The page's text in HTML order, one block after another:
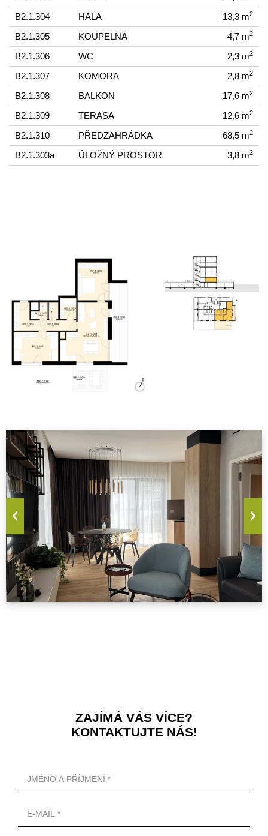
B2.1.304 HALA 13,3 m2
B2.1.305 KOUPELNA 4,7 m2
B2.1.306 WC 2,3 m2
B2.1.307 KOMORA 2,8 m2
B2.1.308 BALKON 17,6 m2
B2.1.309 TERASA 12,6 m2
B2.1.310 PŘEDZAHRÁDKA 68,5 m2
B2.1.303a ÚLOŽNÝ PROSTOR 3,8 m2
ZAJÍMÁ VÁS VÍCE?
KONTAKTUJTE NÁS!